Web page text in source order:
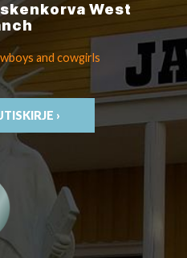
West
and cowgirls
›